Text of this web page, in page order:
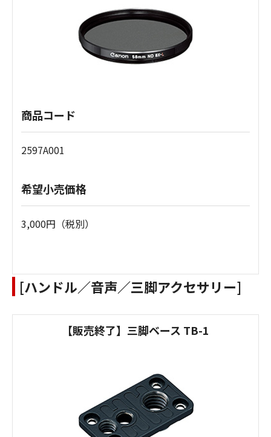
商品コード
2597A001
希望小売価格
3,000円（税別）
[ハンドル／音声／三脚アクセサリー]
【販売終了】三脚ベース TB-1